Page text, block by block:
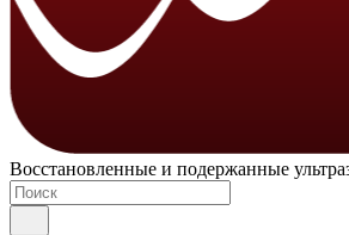
Восстановленные и подержанные